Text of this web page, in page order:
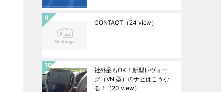
CONTACT （24 view）
社外品もOK！新型レヴォー
グ（VN 型）のナビはこうな
る！
（20 view）